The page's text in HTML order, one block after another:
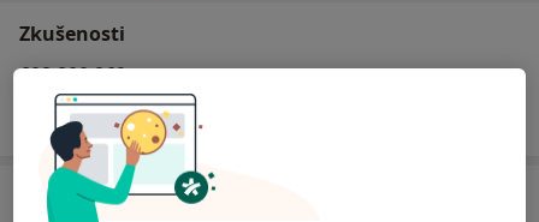
Zkušenosti
608 800 869
všední dny: 7:00-15:30
Ceník